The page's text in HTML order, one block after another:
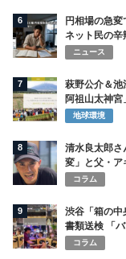
6
円相場の急
ネット民の辛
ニュース
7
萩野公介＆池
阿祖山太神
地球環境
8
清水良太郎
変」と父・ア
コラム
9
渋谷「箱の中
書類送検 「
コラム